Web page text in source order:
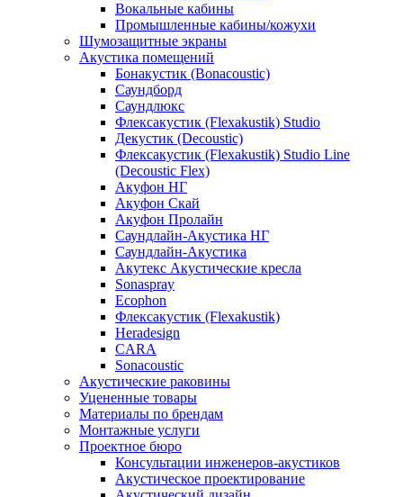
Вокальные кабины
Промышленные кабины/кожухи
Шумозащитные экраны
Акустика помещений
Бонакустик (Bonacoustic)
Саундборд
Саундлюкс
Флексакустик (Flexakustik) Studio
Декустик (Decoustic)
Флексакустик (Flexakustik) Studio Line
(Decoustic Flex)
Акуфон НГ
Акуфон Скай
Акуфон Пролайн
Саундлайн-Акустика НГ
Саундлайн-Акустика
Акутекс Акустические кресла
Sonaspray
Ecophon
Флексакустик (Flexakustik)
Heradesign
CARA
Sonacoustic
Акустические раковины
Уцененные товары
Материалы по брендам
Монтажные услуги
Проектное бюро
Консультации инженеров-акустиков
Акустическое проектирование